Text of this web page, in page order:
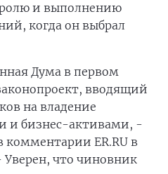
и выполнению
когда он выбрал
Дума в первом
вводящий
на владение
и бизнес-активами, -
ER.RU в
Уверен, что чиновник